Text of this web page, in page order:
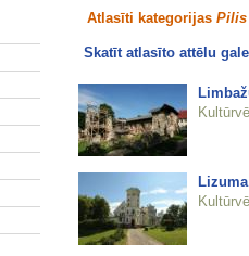
Atlasīti kategorijas Pilis
Skatīt atlasīto attēlu